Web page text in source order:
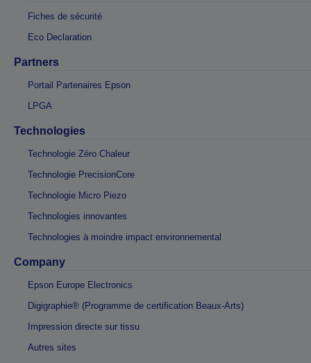
Fiches de sécurité
Eco Declaration
Partners
Portail Partenaires Epson
LPGA
Technologies
Technologie Zéro Chaleur
Technologie PrecisionCore
Technologie Micro Piezo
Technologies innovantes
Technologies à moindre impact environnemental
Company
Epson Europe Electronics
Digigraphie® (Programme de certification Beaux-Arts)
Impression directe sur tissu
Autres sites